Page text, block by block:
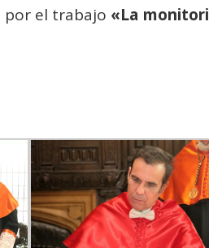
por el trabajo «La